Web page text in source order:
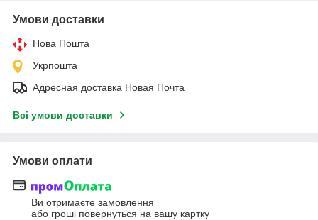
Умови доставки
Нова Пошта
Укрпошта
Адресная доставка Новая Почта
Всі умови доставки
Умови оплати
Ви отримаєте замовлення
або гроші повернуться на вашу картку